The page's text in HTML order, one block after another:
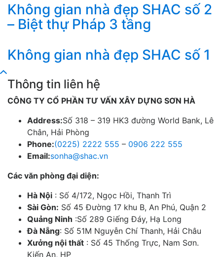
Không gian nhà đẹp SHAC số 2
– Biệt thự Pháp 3 tầng
Không gian nhà đẹp SHAC số 1
Thông tin liên hệ
CÔNG TY CỔ PHẦN TƯ VẤN XÂY DỰNG SƠN HÀ
Address:Số 318 – 319 HK3 đường World Bank, Lê
Chân, Hải Phòng
Phone:(0225) 2222 555 – 0906 222 555
Email:sonha@shac.vn
Các văn phòng đại diện:
Hà Nội : Số 4/172, Ngọc Hồi, Thanh Trì
Sài Gòn: Số 45 Đường 17 khu B, An Phú, Quận 2
Quảng Ninh :Số 289 Giếng Đáy, Hạ Long
Đà Nẵng: Số 51M Nguyễn Chí Thanh, Hải Châu
Xưởng nội thất : Số 45 Thống Trực, Nam Sơn.
Kiến An, HP